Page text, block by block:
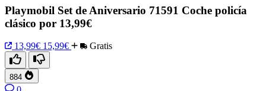
Playmobil Set de Aniversario 71591 Coche policía
clásico por 13,99€
13,99€ 15,99€ Gratis
884